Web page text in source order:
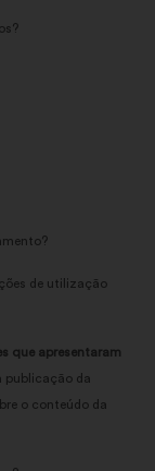
de utilização
que apresentaram
publicação da
o conteúdo da